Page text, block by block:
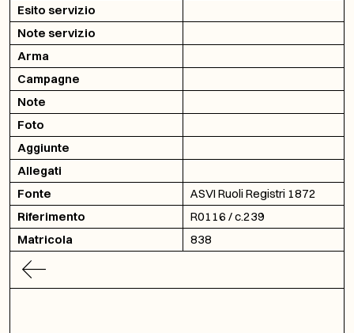
Esito servizio
Note servizio
Arma
Campagne
Note
Foto
Aggiunte
Allegati
Fonte
ASVI Ruoli Registri 1872
Riferimento
R0116 / c.239
Matricola
838